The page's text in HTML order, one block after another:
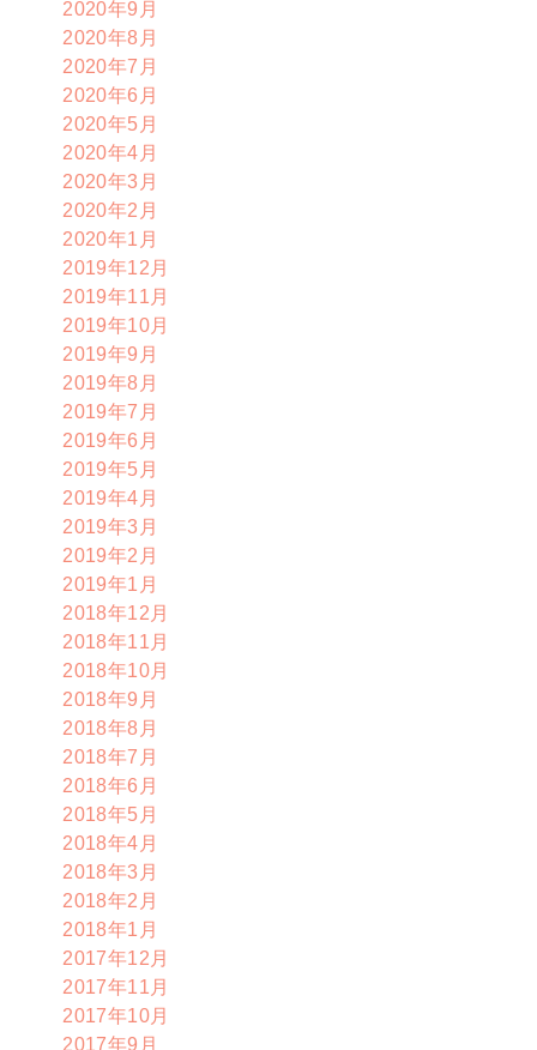
2020年9月
2020年8月
2020年7月
2020年6月
2020年5月
2020年4月
2020年3月
2020年2月
2020年1月
2019年12月
2019年11月
2019年10月
2019年9月
2019年8月
2019年7月
2019年6月
2019年5月
2019年4月
2019年3月
2019年2月
2019年1月
2018年12月
2018年11月
2018年10月
2018年9月
2018年8月
2018年7月
2018年6月
2018年5月
2018年4月
2018年3月
2018年2月
2018年1月
2017年12月
2017年11月
2017年10月
2017年9月